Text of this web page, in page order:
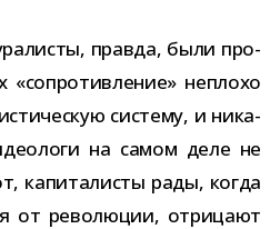
правда, были про­
«сопро­тив­ле­ние» неплохо
систему, и ника­
на самом деле не
капи­та­ли­сты рады, когда
от рево­лю­ции, отри­цают